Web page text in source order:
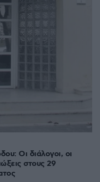
Οι διάλογοι, οι
στους 29